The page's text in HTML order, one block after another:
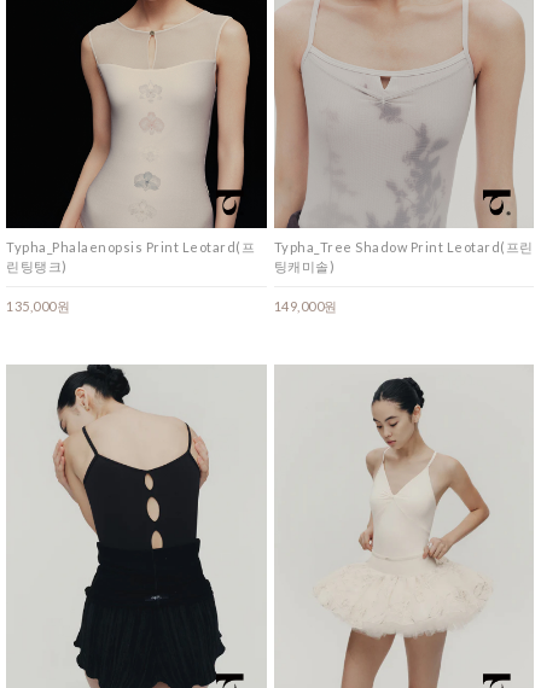
Typha_Phalaenopsis Print Leotard(프
린팅탱크)
135,000원
Typha_Tree Shadow Print Leotard(프린
팅캐미솔)
149,000원